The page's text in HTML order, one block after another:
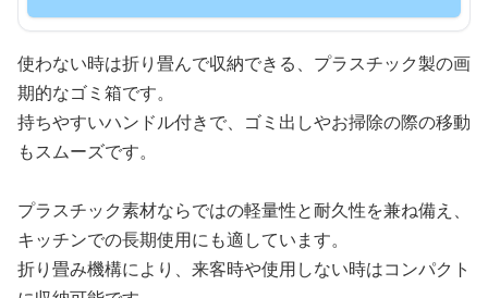
使わない時は折り畳んで収納できる、プラスチック製の画
期的なゴミ箱です。
持ちやすいハンドル付きで、ゴミ出しやお掃除の際の移動
もスムーズです。
プラスチック素材ならではの軽量性と耐久性を兼ね備え、
キッチンでの長期使用にも適しています。
折り畳み機構により、来客時や使用しない時はコンパクト